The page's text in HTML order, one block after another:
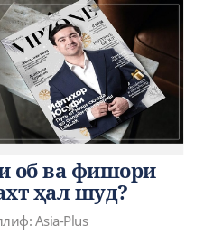
об ва фишори
ҳал шуд?
Asia-Plus